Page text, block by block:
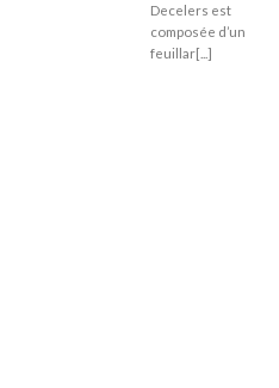
Decelers est
composée d’un
feuillar[...]